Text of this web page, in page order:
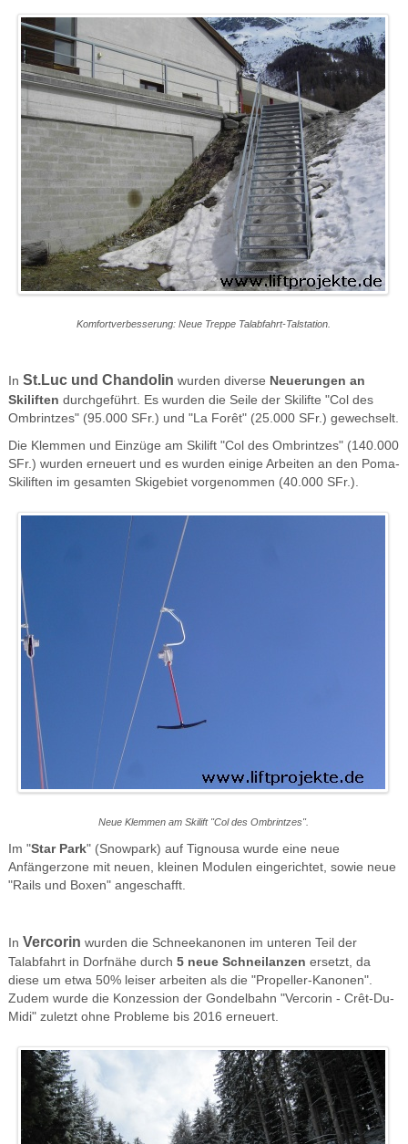
Komfortverbesserung: Neue Treppe Talabfahrt-Talstation.
In St.Luc und Chandolin wurden diverse Neuerungen an
Skiliften durchgeführt. Es wurden die Seile der Skilifte "Col des
Ombrintzes" (95.000 SFr.) und "La Forêt" (25.000 SFr.) gewechselt.
Die Klemmen und Einzüge am Skilift "Col des Ombrintzes" (140.000
SFr.) wurden erneuert und es wurden einige Arbeiten an den Poma-
Skiliften im gesamten Skigebiet vorgenommen (40.000 SFr.).
Neue Klemmen am Skilift "Col des Ombrintzes".
Im "Star Park" (Snowpark) auf Tignousa wurde eine neue
Anfängerzone mit neuen, kleinen Modulen eingerichtet, sowie neue
"Rails und Boxen" angeschafft.
In Vercorin wurden die Schneekanonen im unteren Teil der
Talabfahrt in Dorfnähe durch 5 neue Schneilanzen ersetzt, da
diese um etwa 50% leiser arbeiten als die "Propeller-Kanonen".
Zudem wurde die Konzession der Gondelbahn "Vercorin - Crêt-Du-
Midi" zuletzt ohne Probleme bis 2016 erneuert.